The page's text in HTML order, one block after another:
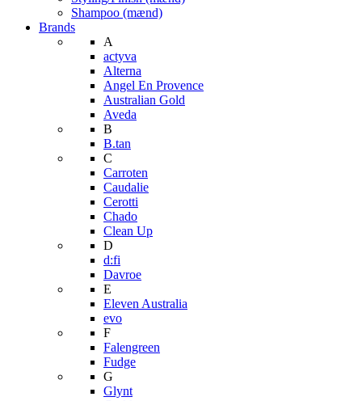
Shampoo (mænd)
Brands
A
actyva
Alterna
Angel En Provence
Australian Gold
Aveda
B
B.tan
C
Carroten
Caudalie
Cerotti
Chado
Clean Up
D
d:fi
Davroe
E
Eleven Australia
evo
F
Falengreen
Fudge
G
Glynt